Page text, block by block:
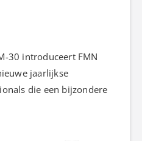
30 introduceert FMN
jaarlijkse
die een bijzondere